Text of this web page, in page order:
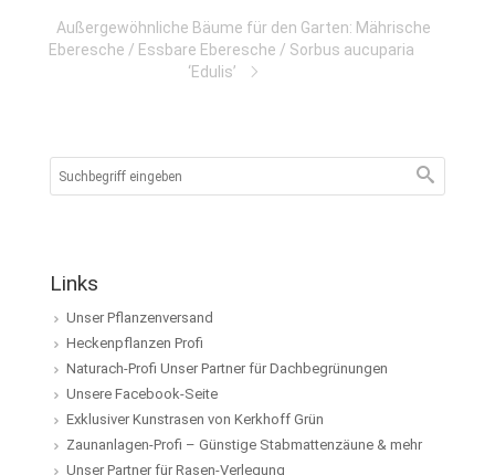
Außergewöhnliche Bäume für den Garten: Mährische
Eberesche / Essbare Eberesche / Sorbus aucuparia
‘Edulis’
Links
Unser Pflanzenversand
Heckenpflanzen Profi
Naturach-Profi Unser Partner für Dachbegrünungen
Unsere Facebook-Seite
Exklusiver Kunstrasen von Kerkhoff Grün
Zaunanlagen-Profi – Günstige Stabmattenzäune & mehr
Unser Partner für Rasen-Verlegung